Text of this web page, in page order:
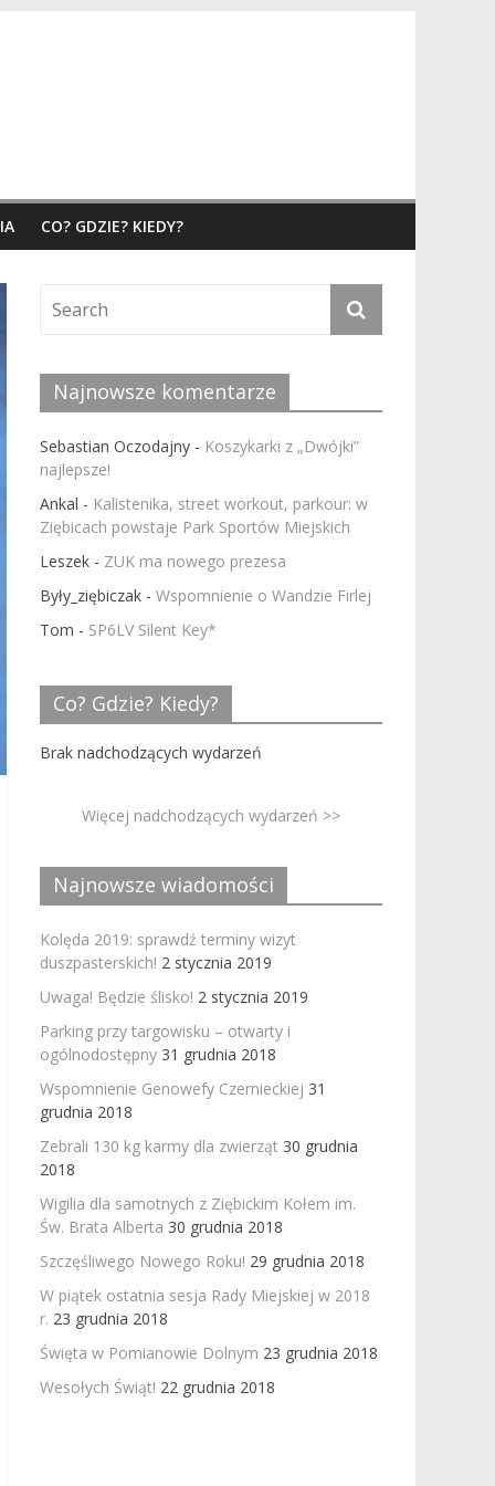
CO? GDZIE? KIEDY?
Najnowsze komentarze
Sebastian Oczodajny - Koszykarki z „Dwójki”
najlepsze!
Ankal - Kalistenika, street workout, parkour: w
Ziębicach powstaje Park Sportów Miejskich
Leszek - ZUK ma nowego prezesa
Były_ziębiczak - Wspomnienie o Wandzie Firlej
Tom - SP6LV Silent Key*
Co? Gdzie? Kiedy?
Brak nadchodzących wydarzeń
Więcej nadchodzących wydarzeń >>
Najnowsze wiadomości
Kolęda 2019: sprawdź terminy wizyt
duszpasterskich! 2 stycznia 2019
Uwaga! Będzie ślisko! 2 stycznia 2019
Parking przy targowisku – otwarty i
ogólnodostępny 31 grudnia 2018
Wspomnienie Genowefy Czernieckiej 31
grudnia 2018
Zebrali 130 kg karmy dla zwierząt 30 grudnia
2018
Wigilia dla samotnych z Ziębickim Kołem im.
Św. Brata Alberta 30 grudnia 2018
Szczęśliwego Nowego Roku! 29 grudnia 2018
W piątek ostatnia sesja Rady Miejskiej w 2018
r. 23 grudnia 2018
Święta w Pomianowie Dolnym 23 grudnia 2018
Wesołych Świąt! 22 grudnia 2018